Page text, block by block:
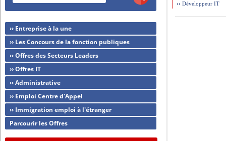
››Développeur IT
›› Entreprise à la une
›› Les Concours de la fonction publiques
›› Offres des Secteurs Leaders
›› Offres IT
›› Administrative
›› Emploi Centre d'Appel
›› Immigration emploi à l'étranger
Parcourir les Offres